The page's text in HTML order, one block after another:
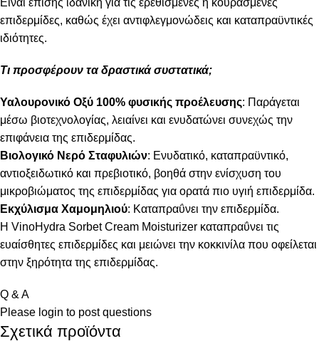
Είναι επίσης ιδανική για τις ερεθισμένες ή κουρασμένες
επιδερμίδες, καθώς έχει αντιφλεγμονώδεις και καταπραϋντικές
ιδιότητες.
Τι προσφέρουν τα δραστικά συστατικά;
Υαλουρονικό Οξύ 100% φυσικής προέλευσης: Παράγεται
μέσω βιοτεχνολογίας, λειαίνει και ενυδατώνει συνεχώς την
επιφάνεια της επιδερμίδας.
Βιολογικό Νερό Σταφυλιών: Ενυδατικό, καταπραϋντικό,
αντιοξειδωτικό και πρεβιοτικό, βοηθά στην ενίσχυση του
μικροβιώματος της επιδερμίδας για ορατά πιο υγιή επιδερμίδα.
Εκχύλισμα Χαμομηλιού: Καταπραΰνει την επιδερμίδα.
Η VinoHydra Sorbet Cream Moisturizer καταπραΰνει τις
ευαίσθητες επιδερμίδες και μειώνει την κοκκινίλα που οφείλεται
στην ξηρότητα της επιδερμίδας.
Q & A
Please login to post questions
Σχετικά προϊόντα